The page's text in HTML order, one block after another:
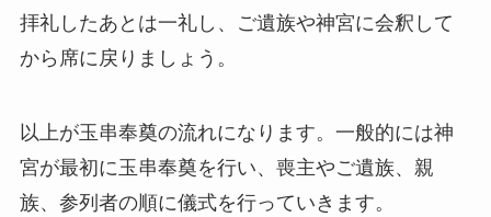
拝礼したあとは一礼し、ご遺族や神宮に会釈して
から席に戻りましょう。
以上が玉串奉奠の流れになります。一般的には神
宮が最初に玉串奉奠を行い、喪主やご遺族、親
族、参列者の順に儀式を行っていきます。